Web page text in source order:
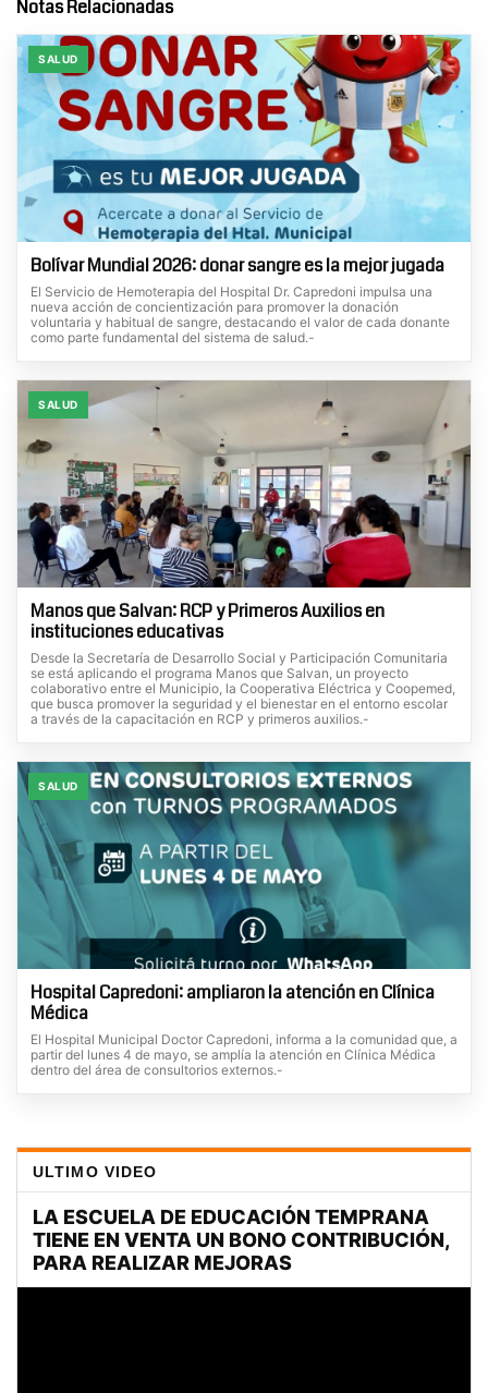
Notas Relacionadas
SALUD
Bolívar Mundial 2026: donar sangre es la mejor jugada
El Servicio de Hemoterapia del Hospital Dr. Capredoni impulsa una
nueva acción de concientización para promover la donación
voluntaria y habitual de sangre, destacando el valor de cada donante
como parte fundamental del sistema de salud.-
SALUD
Manos que Salvan: RCP y Primeros Auxilios en
instituciones educativas
Desde la Secretaría de Desarrollo Social y Participación Comunitaria
se está aplicando el programa Manos que Salvan, un proyecto
colaborativo entre el Municipio, la Cooperativa Eléctrica y Coopemed,
que busca promover la seguridad y el bienestar en el entorno escolar
a través de la capacitación en RCP y primeros auxilios.-
SALUD
Hospital Capredoni: ampliaron la atención en Clínica
Médica
El Hospital Municipal Doctor Capredoni, informa a la comunidad que, a
partir del lunes 4 de mayo, se amplía la atención en Clínica Médica
dentro del área de consultorios externos.-
ULTIMO VIDEO